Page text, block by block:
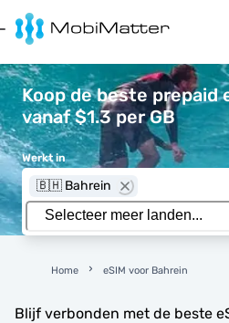
Koop de beste prepaid
vanaf $1.3 per GB
Werkt in
🇧🇭 Bahrein
Home eSIM voor Bahrein
Blijf verbonden met de beste